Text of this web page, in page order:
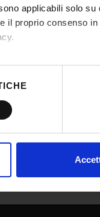
applicabili solo su
il proprio consenso
di qualche metro,
nella
sezione
dei social media e